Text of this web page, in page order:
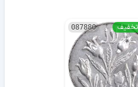
087880